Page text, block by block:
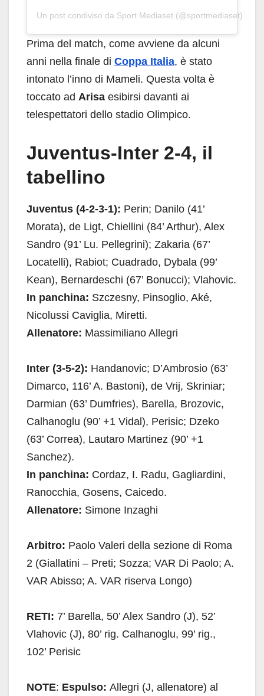
Un post condiviso da Sport Mediaset (@sportmediaset)
Prima del match, come avviene da alcuni
anni nella finale di Coppa Italia, è stato
intonato l’inno di Mameli. Questa volta è
toccato ad Arisa esibirsi davanti ai
telespettatori dello stadio Olimpico.
Juventus-Inter 2-4, il
tabellino
Juventus (4-2-3-1): Perin; Danilo (41’
Morata), de Ligt, Chiellini (84’ Arthur), Alex
Sandro (91’ Lu. Pellegrini); Zakaria (67’
Locatelli), Rabiot; Cuadrado, Dybala (99’
Kean), Bernardeschi (67’ Bonucci); Vlahovic.
In panchina: Szczesny, Pinsoglio, Aké,
Nicolussi Caviglia, Miretti.
Allenatore: Massimiliano Allegri
Inter (3-5-2): Handanovic; D’Ambrosio (63’
Dimarco, 116’ A. Bastoni), de Vrij, Skriniar;
Darmian (63’ Dumfries), Barella, Brozovic,
Calhanoglu (90’ +1 Vidal), Perisic; Dzeko
(63’ Correa), Lautaro Martinez (90’ +1
Sanchez).
In panchina: Cordaz, I. Radu, Gagliardini,
Ranocchia, Gosens, Caicedo.
Allenatore: Simone Inzaghi
Arbitro: Paolo Valeri della sezione di Roma
2 (Giallatini – Preti; Sozza; VAR Di Paolo; A.
VAR Abisso; A. VAR riserva Longo)
RETI: 7’ Barella, 50’ Alex Sandro (J), 52’
Vlahovic (J), 80’ rig. Calhanoglu, 99’ rig.,
102’ Perisic
NOTE: Espulso: Allegri (J, allenatore) al